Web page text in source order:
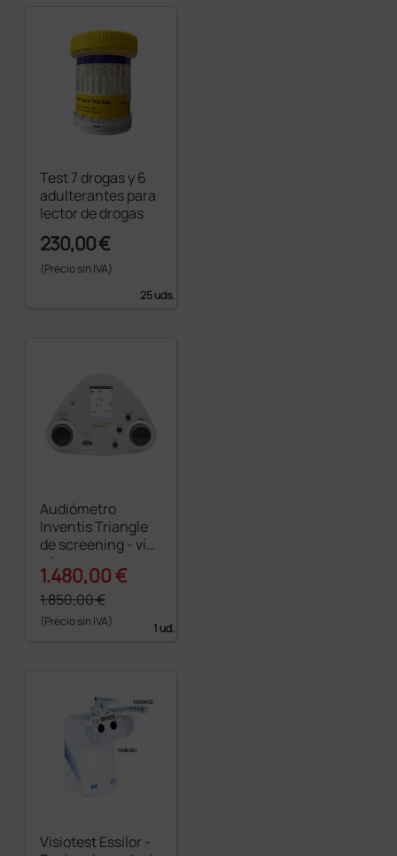
Test 7 drogas y 6
adulterantes para
lector de drogas
230,00 €
(Precio sin IVA)
25 uds.
Audiómetro
Inventis Triangle
de screening - vía
aérea
1.480,00 €
1.850,00 €
(Precio sin IVA) 1 ud.
Visiotest Essilor -